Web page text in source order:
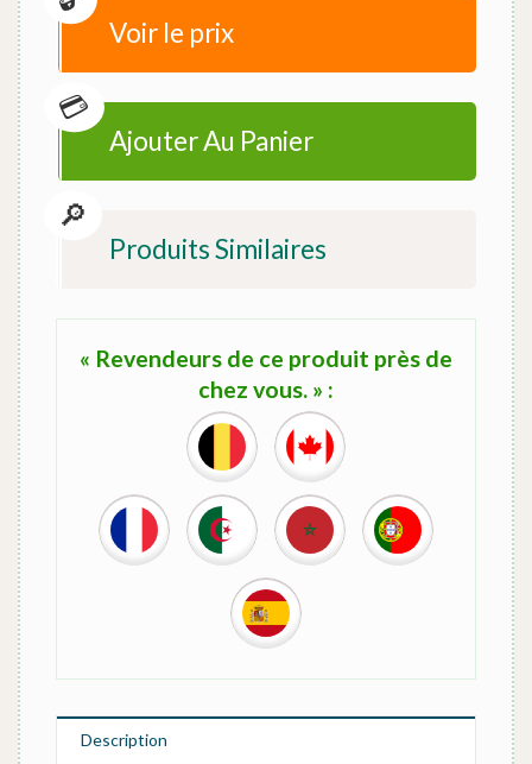
Voir le prix
Ajouter Au Panier
Produits Similaires
« Revendeurs de ce produit près de
chez vous. » :
Description